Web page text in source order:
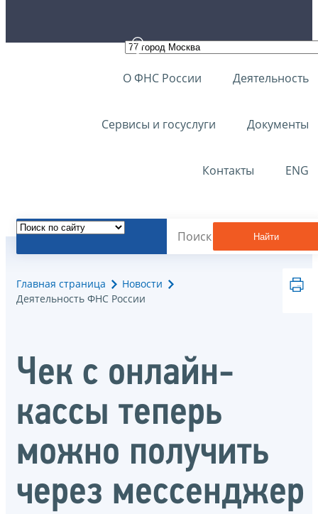
О ФНС России Деятельность
Сервисы и госуслуги Документы
Контакты ENG
Найти
Главная страница
Новости
Деятельность ФНС России
Чек с онлайн-
кассы теперь
можно получить
через мессенджер